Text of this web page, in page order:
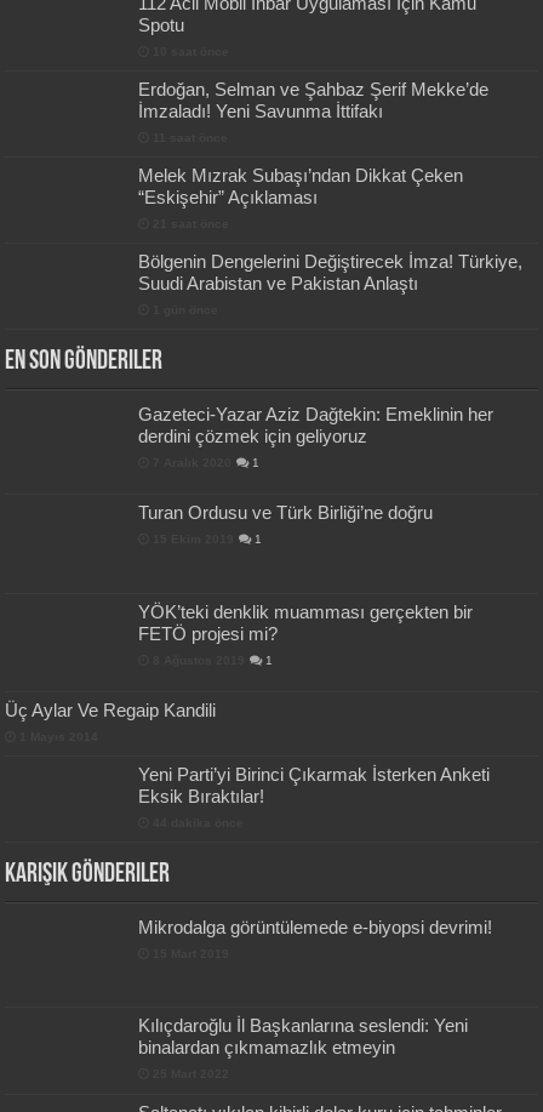
Spotu
Erdoğan, Selman ve Şahbaz Şerif Mekke’de
İmzaladı! Yeni Savunma İttifakı
Melek Mızrak Subaşı’ndan Dikkat Çeken
“Eskişehir” Açıklaması
Bölgenin Dengelerini Değiştirecek İmza! Türkiye,
Suudi Arabistan ve Pakistan Anlaştı
En Son Gönderiler
Gazeteci-Yazar Aziz Dağtekin: Emeklinin her
derdini çözmek için geliyoruz
1
Turan Ordusu ve Türk Birliği’ne doğru
1
YÖK’teki denklik muamması gerçekten bir
FETÖ projesi mi?
1
Üç Aylar Ve Regaip Kandili
Yeni Parti’yi Birinci Çıkarmak İsterken Anketi
Eksik Bıraktılar!
Karışık Gönderiler
Mikrodalga görüntülemede e-biyopsi devrimi!
Kılıçdaroğlu İl Başkanlarına seslendi: Yeni
binalardan çıkmamazlık etmeyin